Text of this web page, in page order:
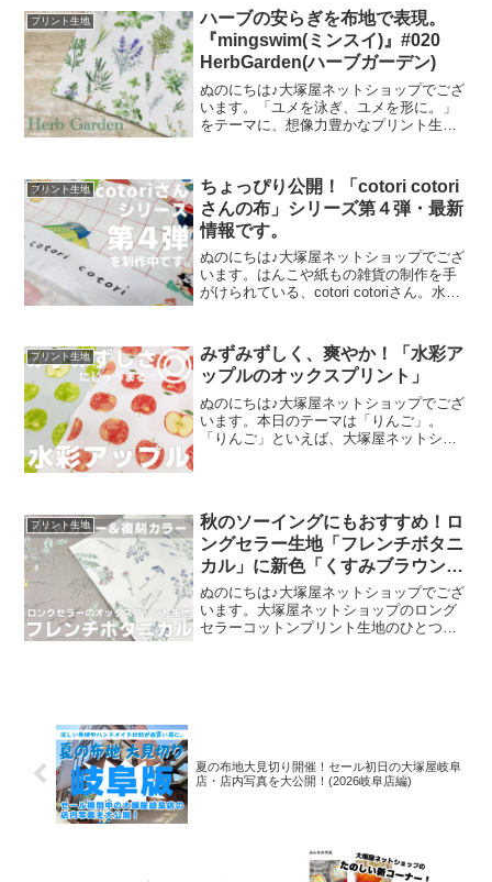
客さまにご来場いただきましたことを御
礼申し上
プリント生地
ハーブの安らぎを布地で表現。
『mingswim(ミンスイ)』#020
HerbGarden(ハーブガーデン)
ぬのにちは♪大塚屋ネットショップでござ
います。「ユメを泳ぎ、ユメを形に。」
をテーマに、想像力豊かなプリント生地
集ページよりご覧いただけます。＼
mingswi
プリント生地
ちょっぴり公開！「cotori cotori
さんの布」シリーズ第４弾・最新
情報です。
ぬのにちは♪大塚屋ネットショップでござ
います。はんこや紙もの雑貨の制作を手
がけられている、cotori cotoriさん。水彩
開されています。cotori cotori
プリント生地
みずみずしく、爽やか！「水彩ア
ップルのオックスプリント」
ぬのにちは♪大塚屋ネットショップでござ
います。本日のテーマは「りんご」。
「りんご」といえば、大塚屋ネットショ
プリント生地
秋のソーイングにもおすすめ！ロ
ングセラー生地「フレンチボタニ
カル」に新色「くすみブラウン」
が登場！
ぬのにちは♪大塚屋ネットショップでござ
います。大塚屋ネットショップのロング
セラーコットンプリント生地のひとつ
夏の布地大見切り開催！セール初日の大塚屋岐阜
店・店内写真を大公開！(2026岐阜店編)